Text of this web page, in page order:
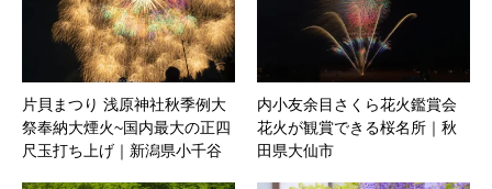
片貝まつり 浅原神社秋季例大
祭奉納大煙火~国内最大の正四
尺玉打ち上げ｜新潟県小千谷
内小友余目さくら花火鑑賞会
花火が観賞できる桜名所｜秋
田県大仙市